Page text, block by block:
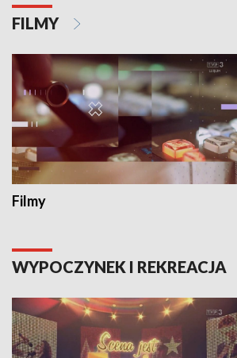
FILMY
Filmy
WYPOCZYNEK I REKREACJA